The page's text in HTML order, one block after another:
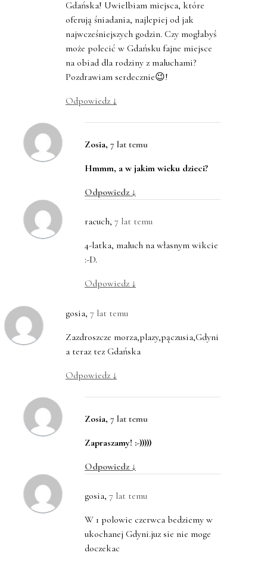
Gdańska! Uwielbiam miejsca, które
oferują śniadania, najlepiej od jak
najwcześniejszych godzin. Czy mogłabyś
może polecić w Gdańsku fajne miejsce
na obiad dla rodziny z maluchami?
Pozdrawiam serdecznie😉!
Odpowiedz ↓
Zosia, 7 lat temu
Hmmm, a w jakim wieku dzieci?
Odpowiedz ↓
racuch, 7 lat temu
4-latka, maluch na własnym wikcie
:-D.
Odpowiedz ↓
gosia, 7 lat temu
Zazdroszcze morza,plazy,pączusia,Gdyni
a teraz tez Gdańska
Odpowiedz ↓
Zosia, 7 lat temu
Zapraszamy! :-)))))
Odpowiedz ↓
gosia, 7 lat temu
W 1 polowie czerwca bedziemy w
ukochanej Gdyni.juz sie nie moge
doczekac